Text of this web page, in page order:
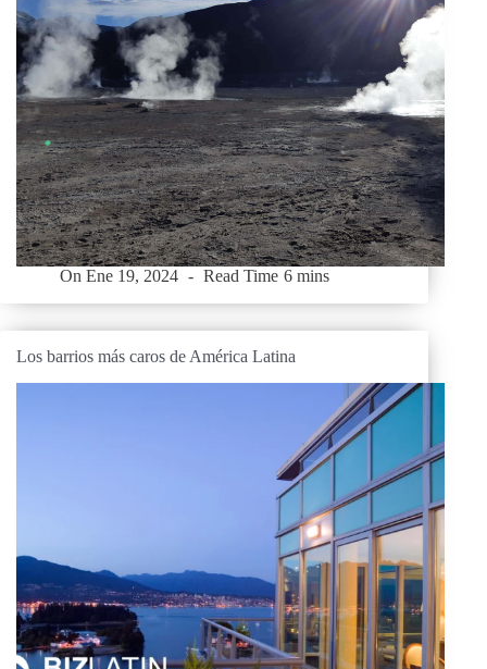
On Ene 19, 2024 Read Time 6 mins
Los barrios más caros de América Latina